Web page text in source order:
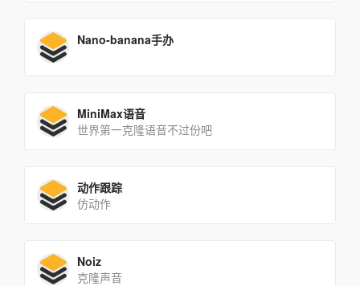
Nano-banana手办
MiniMax语音
世界第一克隆语音不过份吧
动作跟踪
仿动作
Noiz
克隆声音